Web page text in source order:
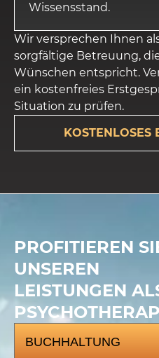
Wissensstand.
Wir versprechen Ihnen
sorgfältige Betreuung,
Wünschen entspricht.
ein kostenfreies
Situation zu prüfen.
KOSTENLOSES
PROFITIEREN
UNSEREN
LEISTUNGEN
BUCHHALTUNG